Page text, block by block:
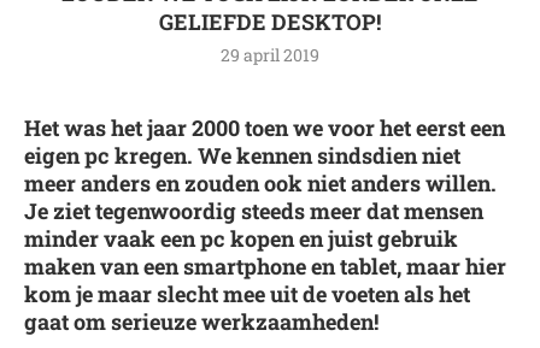
GELIEFDE DESKTOP!
29 april 2019
Het was het jaar 2000 toen we voor het eerst een
eigen pc kregen. We kennen sindsdien niet
meer anders en zouden ook niet anders willen.
Je ziet tegenwoordig steeds meer dat mensen
minder vaak een pc kopen en juist gebruik
maken van een smartphone en tablet, maar hier
kom je maar slecht mee uit de voeten als het
gaat om serieuze werkzaamheden!